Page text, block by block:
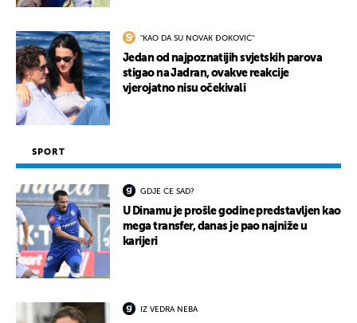
"KAO DA SU NOVAK ĐOKOVIĆ"
Jedan od najpoznatijih svjetskih parova
stigao na Jadran, ovakve reakcije
vjerojatno nisu očekivali
SPORT
GDJE ĆE SAD?
U Dinamu je prošle godine predstavljen kao
mega transfer, danas je pao najniže u
karijeri
IZ VEDRA NEBA